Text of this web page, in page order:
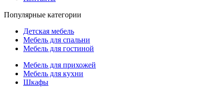
Популярные категории
Детская мебель
Мебель для спальни
Мебель для гостиной
Мебель для прихожей
Мебель для кухни
Шкафы